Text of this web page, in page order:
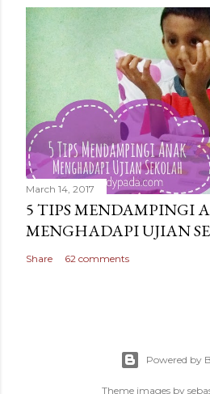
March 14, 2017
5 TIPS MENDAMPINGI
MENGHADAPI UJIAN
Share 62 comments
Powered by
Theme images by